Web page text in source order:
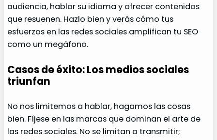
audiencia, hablar su idioma y ofrecer contenidos
que resuenen. Hazlo bien y verás cómo tus
esfuerzos en las redes sociales amplifican tu SEO
como un megáfono.
Casos de éxito: Los medios sociales
triunfan
No nos limitemos a hablar, hagamos las cosas
bien. Fíjese en las marcas que dominan el arte de
las redes sociales. No se limitan a transmitir;